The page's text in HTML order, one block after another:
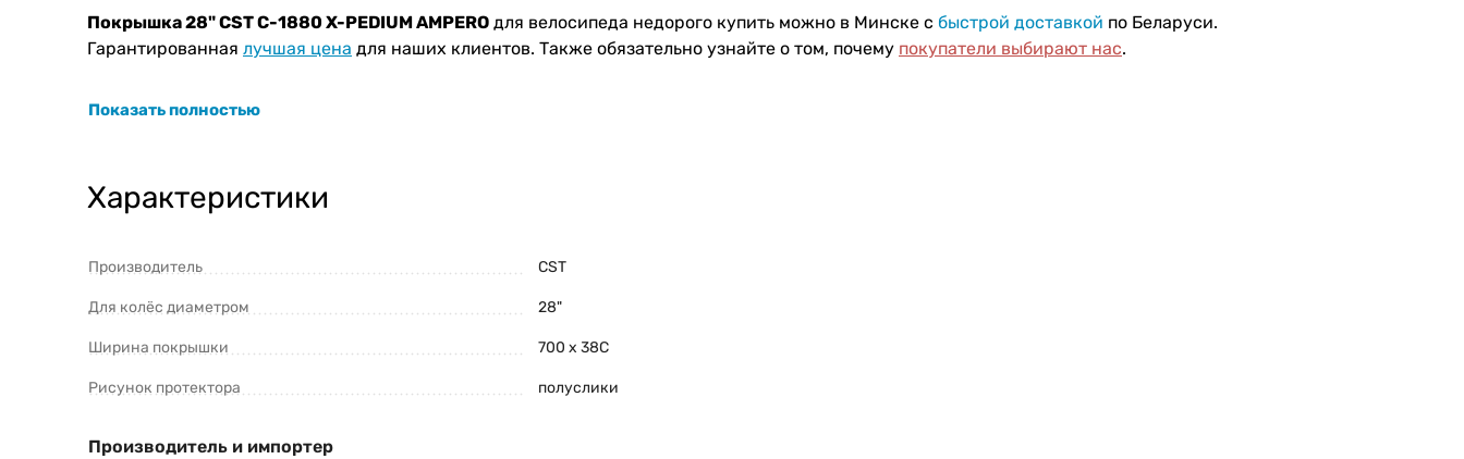
Покрышка 28" CST C-1880 X-PEDIUM AMPERO для велосипеда недорого купить можно в Минске с быстрой доставкой по Беларуси.
Гарантированная лучшая цена для наших клиентов. Также обязательно узнайте о том, почему покупатели выбирают нас.
Показать полностью
Характеристики
Производитель CST
Для колёс диаметром 28"
Ширина покрышки 700 x 38C
Рисунок протектора полуслики
Производитель и импортер